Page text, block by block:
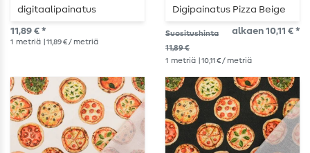
digitaalipainatus
tomaatit valkoinen
harmaa
11,89 € *
1 metriä | 11,89 € / metriä
Digipainatus Pizza Beige
Suositushinta
11,89 €
alkaen 10,11 € *
1 metriä | 10,11 € / metriä